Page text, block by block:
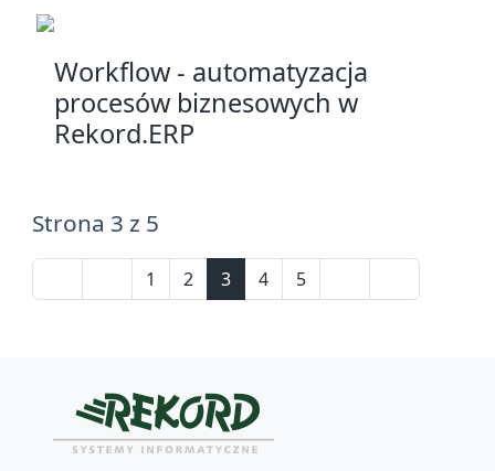
Workflow - automatyzacja
procesów biznesowych w
Rekord.ERP
Strona 3 z 5
1 2 3 4 5